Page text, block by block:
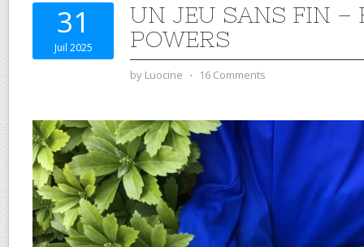
31
Juil 2025
UN JEU SANS FIN –
POWERS
by Luocine ⋅ 16 Comments